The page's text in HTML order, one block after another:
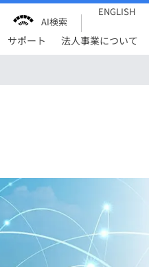
サポート 法人事業について
AI検索
ENGLISH